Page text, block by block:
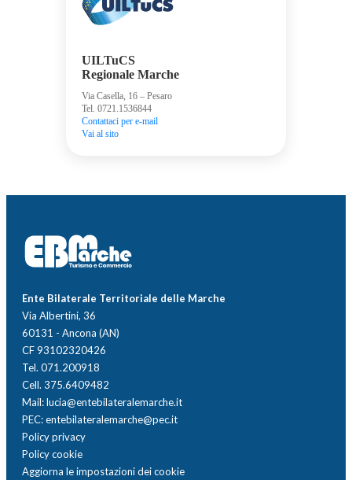
UILTuCS
Regionale Marche
Via Casella, 16 – Pesaro
Tel. 0721.1536844
Contattaci per e-mail
Vai al sito
Ente Bilaterale Territoriale delle Marche
Via Albertini, 36
60131 - Ancona (AN)
CF 93102320426
Tel. 071.200918
Cell. 375.6409482
Mail: lucia@entebilateralemarche.it
PEC: entebilateralemarche@pec.it
Policy privacy
Policy cookie
Aggiorna le impostazioni dei cookie